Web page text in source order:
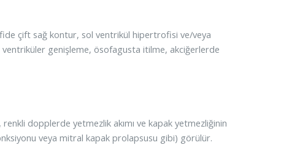
çift sağ kontur, sol ventrikül hipertrofisi ve/veya
genişleme, ösofagusta itilme, akciğerlerde
dopplerde yetmezlik akımı ve kapak yetmezliğinin
veya mitral kapak prolapsusu gibi) görülür.